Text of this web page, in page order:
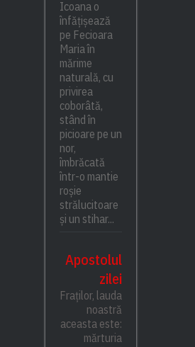
Icoana o
înfățișează
pe Fecioara
Maria în
mărime
naturală, cu
privirea
coborâtă,
stând în
picioare pe un
nor,
îmbrăcată
într-o mantie
roșie
strălucitoare
și un stihar...
Apostolul
zilei
Fraților, lauda
noastră
aceasta este:
mărturia